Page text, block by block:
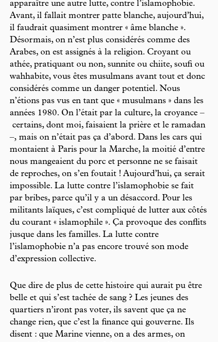
apparaître une autre lutte, contre l’islamophobie.
Avant, il fallait montrer patte blanche, aujourd’hui,
il faudrait quasiment montrer « âme blanche ».
Désormais, on n’est plus considérés comme des
Arabes, on est assignés à la religion. Croyant ou
athée, pratiquant ou non, sunnite ou chiite, soufi ou
wahhabite, vous êtes musulmans avant tout et donc
considérés comme un danger potentiel. Nous
n’étions pas vus en tant que « musulmans » dans les
années 1980. On l’était par la culture, la croyance –
certains, dont moi, faisaient la prière et le ramadan
–, mais on n’était pas ça d’abord. Dans les cars qui
montaient à Paris pour la Marche, la moitié d’entre
nous mangeaient du porc et personne ne se faisait
de reproches, on s’en foutait ! Aujourd’hui, ça serait
impossible. La lutte contre l’islamophobie se fait
par bribes, parce qu’il y a un désaccord. Pour les
militants laïques, c’est compliqué de lutter aux côtés
du courant « islamophile ». Ça provoque des conflits
jusque dans les familles. La lutte contre
l’islamophobie n’a pas encore trouvé son mode
d’expression collective.
Que dire de plus de cette histoire qui aurait pu être
belle et qui s’est tachée de sang ? Les jeunes des
quartiers n’iront pas voter, ils savent que ça ne
change rien, que c’est la finance qui gouverne. Ils
disent : que Marine vienne, on a des armes, on